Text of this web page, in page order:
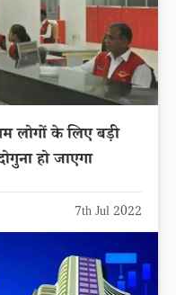
लोगों के लिए बड़ी
हो जाएगा
7th Jul 2022